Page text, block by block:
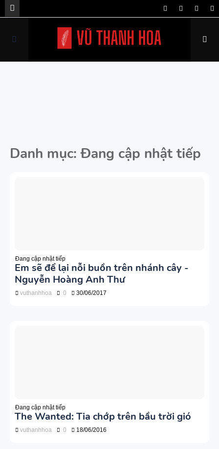
Danh mục:Đang cập nhật tiếp
Đang cập nhật tiếp
Em sẽ để lại nỗi buồn trên nhánh cây -
Nguyễn Hoàng Anh Thư
vuthanhhoa 0 30/06/2017
Đang cập nhật tiếp
The Wanted: Tia chớp trên bầu trời gió
vuthanhhoa 0 18/06/2016